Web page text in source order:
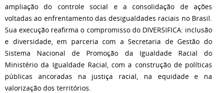
ampliação do controle social e a consolidação de ações
voltadas ao enfrentamento das desigualdades raciais no Brasil.
Sua execução reafirma o compromisso do DIVERSIFICA: inclusão
e diversidade, em parceria com a Secretaria de Gestão do
Sistema Nacional de Promoção da Igualdade Racial do
Ministério da Igualdade Racial, com a construção de políticas
públicas ancoradas na justiça racial, na equidade e na
valorização dos territórios.